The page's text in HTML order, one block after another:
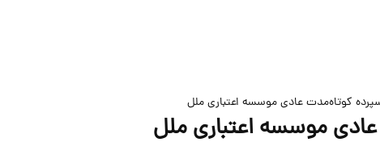
کوتاه‌مدت عادی موسسه اعتباری ملل
موسسه اعتباری ملل